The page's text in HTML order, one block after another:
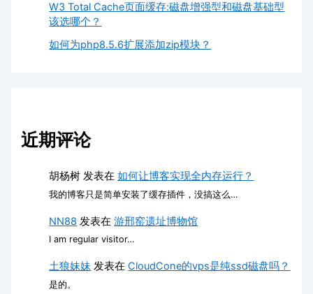
W3 Total Cache页面缓存:磁盘增强型和磁盘基础型
该选哪个？
如何为php8.5.6扩展添加zip模块？
近期评论
胡杨树 发表在如何让博客实现全内存运行？
我的博客只是简单安装了缓存插件，没搞这么…
NN88 发表在游邢窑遗址博物馆
I am regular visitor…
土狼妹妹 发表在CloudCone的vps是纯ssd磁盘吗？
是的。